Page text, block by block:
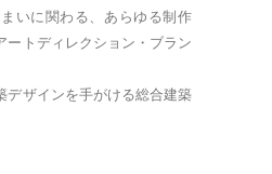
いに関わる、あらゆる制作
ートディレクション・ブラン
デザインを手がける総合建築